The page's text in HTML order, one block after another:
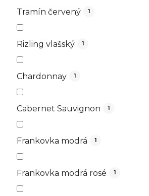
Tramín červený 1
Rizling vlašský 1
Chardonnay 1
Cabernet Sauvignon 1
Frankovka modrá 1
Frankovka modrá rosé 1